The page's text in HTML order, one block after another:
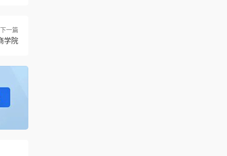
下一篇
学院